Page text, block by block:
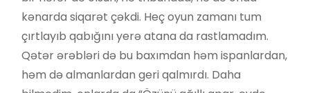
kənarda siqarət çəkdi. Heç oyun zamanı tum
çırtlayıb qabığını yerə atana da rastlamadım.
Qətər ərəbləri də bu baxımdan həm ispanlardan,
həm də almanlardan geri qalmırdı. Daha